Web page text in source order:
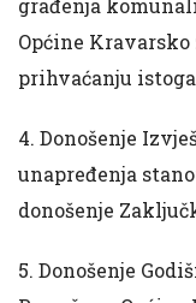
građenja
Općine Kravarsko
prihvaćanju istoga
4. Donošenje
unapređenja
donošenje
5. Donošenje